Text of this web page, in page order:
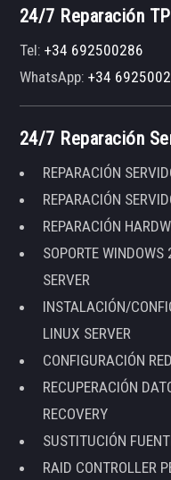
24/7 Reparación
Tel:+34 692500286
WhatsApp:+34
24/7 Reparación
REPARACIÓN
REPARACIÓN
REPARACIÓN
SOPORTE
SERVER
INSTALACIÓN/
LINUX SERVER
CONFIGURACIÓN
RECUPERACIÓN
RECOVERY
SUSTITUCIÓN
RAID CONTROLLER